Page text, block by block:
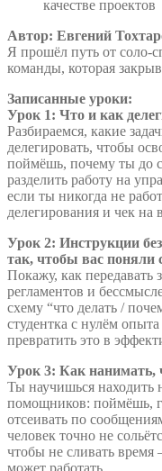
качестве проектов
Автор: Евгений
Я прошёл путь от соло-
команды, которая
Записанные уроки:
Урок 1: Что и как
Разбираемся, какие
делегировать, чтобы
поймёшь, почему ты до
разделить работу на
если ты никогда не
делегирования и чек на
Урок 2: Инструкции
так, чтобы вас поняли
Покажу, как передавать
регламентов и
схему “что делать /
студентка с нулём
превратить это в
Урок 3: Как нанимать,
Ты научишься находить
помощников: поймёшь,
отсеивать по
человек точно не
чтобы не сливать время
может работать.